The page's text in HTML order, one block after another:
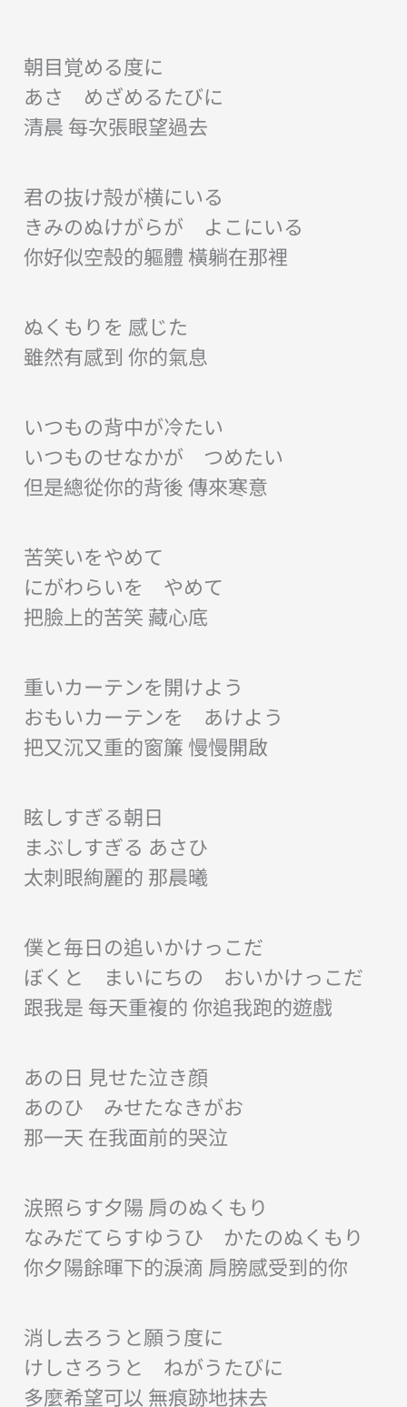
朝目覚める度に
あさ めざめるたびに
清晨 每次張眼望過去
君の抜け殻が横にいる
きみのぬけがらが よこにいる
你好似空殼的軀體 橫躺在那裡
ぬくもりを 感じた
雖然有感到 你的氣息
いつもの背中が冷たい
いつものせなかが つめたい
但是總從你的背後 傳來寒意
苦笑いをやめて
にがわらいを やめて
把臉上的苦笑 藏心底
重いカーテンを開けよう
おもいカーテンを あけよう
把又沉又重的窗簾 慢慢開啟
眩しすぎる朝日
まぶしすぎる あさひ
太刺眼絢麗的 那晨曦
僕と毎日の追いかけっこだ
ぼくと まいにちの おいかけっこだ
跟我是 每天重複的 你追我跑的遊戲
あの日 見せた泣き顔
あのひ みせたなきがお
那一天 在我面前的哭泣
涙照らす夕陽 肩のぬくもり
なみだてらすゆうひ かたのぬくもり
你夕陽餘暉下的淚滴 肩膀感受到的你
消し去ろうと願う度に
けしさろうと ねがうたびに
多麼希望可以 無痕跡地抹去